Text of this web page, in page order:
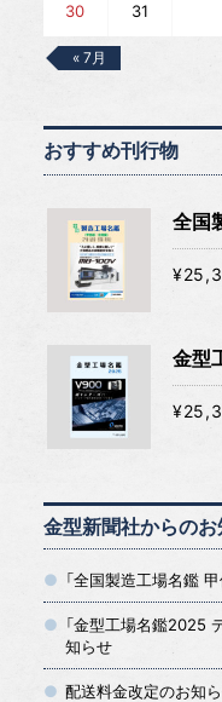
30 31
« 7月
おすすめ刊行物
全国
金型
金型新聞社からの
「全国製造工場名鑑
「金型工場名鑑2025
知らせ
配送料金改定のお知